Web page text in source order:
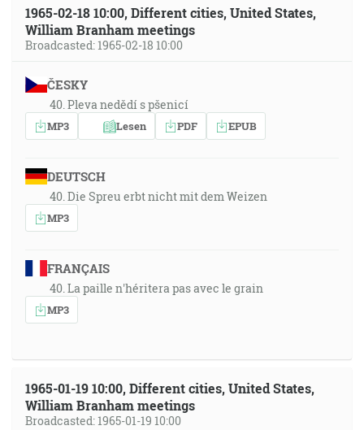
1965-02-18 10:00, Different cities, United States,
William Branham meetings
Broadcasted: 1965-02-18 10:00
ČESKY
40. Pleva nedědí s pšenicí
MP3 Lesen PDF EPUB
DEUTSCH
40. Die Spreu erbt nicht mit dem Weizen
MP3
FRANÇAIS
40. La paille n'héritera pas avec le grain
MP3
1965-01-19 10:00, Different cities, United States,
William Branham meetings
Broadcasted: 1965-01-19 10:00